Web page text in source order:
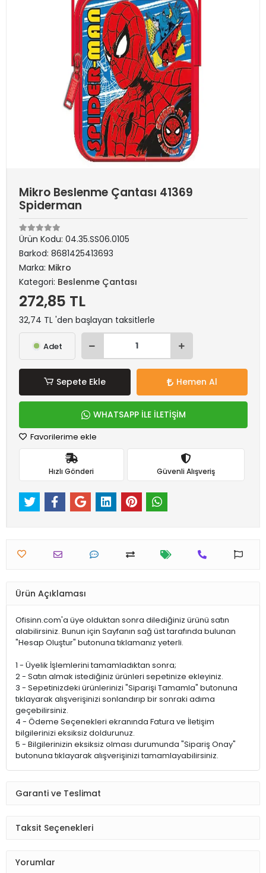
Mikro Beslenme Çantası 41369
Spiderman
Ürün Kodu: 04.35.SS06.0105
Barkod: 8681425413693
Marka: Mikro
Kategori: Beslenme Çantası
272,85 TL
32,74 TL 'den başlayan taksitlerle
Adet
Sepete Ekle Hemen Al
WHATSAPP İLE İLETİŞİM
Favorilerime ekle
Hızlı Gönderi Güvenli Alışveriş
Ürün Açıklaması
Ofisinn.com'a üye olduktan sonra dilediğiniz ürünü satın
alabilirsiniz. Bunun için Sayfanın sağ üst tarafında bulunan
"Hesap Oluştur" butonuna tıklamanız yeterli.
1 - Üyelik İşlemlerini tamamladıktan sonra;
2 - Satın almak istediğiniz ürünleri sepetinize ekleyiniz.
3 - Sepetinizdeki ürünlerinizi "Siparişi Tamamla" butonuna
tıklayarak alışverişinizi sonlandırıp bir sonraki adıma
geçebilirsiniz.
4 - Ödeme Seçenekleri ekranında Fatura ve İletişim
bilgilerinizi eksiksiz doldurunuz.
5 - Bilgilerinizin eksiksiz olması durumunda "Sipariş Onay"
butonuna tıklayarak alışverişinizi tamamlayabilirsiniz.
Garanti ve Teslimat
Taksit Seçenekleri
Yorumlar